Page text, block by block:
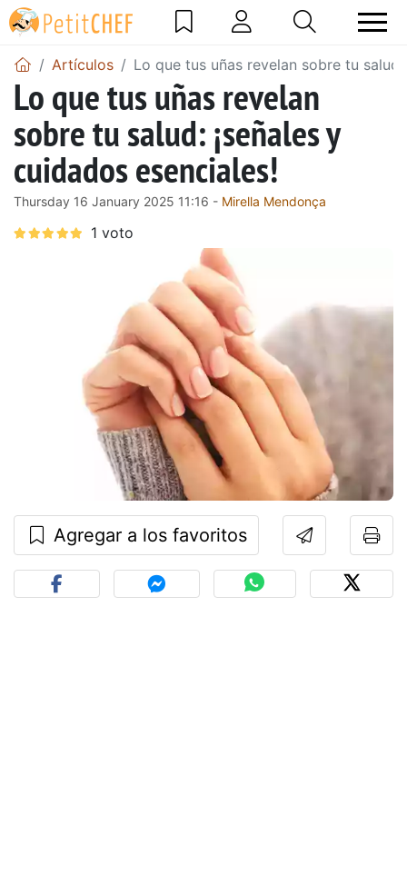
Artículos Lo que tus uñas revelan sobre tu
Lo que tus uñas revelan
sobre tu salud: ¡señales y
cuidados esenciales!
Thursday 16 January 2025 11:16 - Mirella Mendonça
Agregar a los favoritos